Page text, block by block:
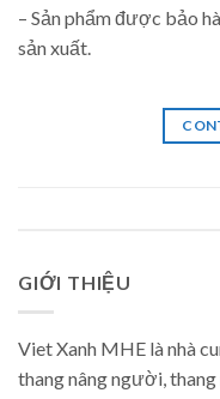
– Sản phẩm được bảo
sản xuất.
GIỚI THIỆU
Viet Xanh MHE là nhà
thang nâng người, thang